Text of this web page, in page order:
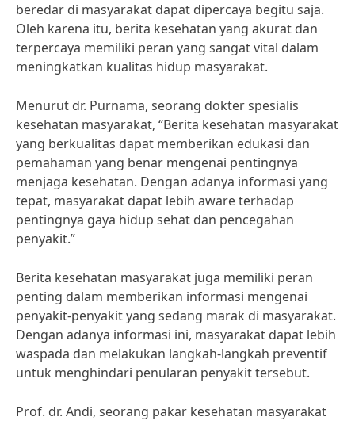
beredar di masyarakat dapat dipercaya begitu saja.
Oleh karena itu, berita kesehatan yang akurat dan
terpercaya memiliki peran yang sangat vital dalam
meningkatkan kualitas hidup masyarakat.
Menurut dr. Purnama, seorang dokter spesialis
kesehatan masyarakat, “Berita kesehatan masyarakat
yang berkualitas dapat memberikan edukasi dan
pemahaman yang benar mengenai pentingnya
menjaga kesehatan. Dengan adanya informasi yang
tepat, masyarakat dapat lebih aware terhadap
pentingnya gaya hidup sehat dan pencegahan
penyakit.”
Berita kesehatan masyarakat juga memiliki peran
penting dalam memberikan informasi mengenai
penyakit-penyakit yang sedang marak di masyarakat.
Dengan adanya informasi ini, masyarakat dapat lebih
waspada dan melakukan langkah-langkah preventif
untuk menghindari penularan penyakit tersebut.
Prof. dr. Andi, seorang pakar kesehatan masyarakat